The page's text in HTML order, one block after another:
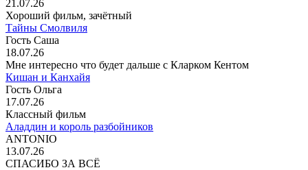
21.07.26
Хороший фильм, зачётный
Тайны Смолвиля
Гость Саша
18.07.26
Мне интересно что будет дальше с Кларком Кентом
Кишан и Канхайя
Гость Ольга
17.07.26
Классный фильм
Аладдин и король разбойников
ANTONIO
13.07.26
СПАСИБО ЗА ВСЁ